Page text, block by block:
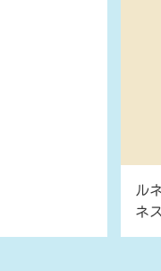
ル
ネ